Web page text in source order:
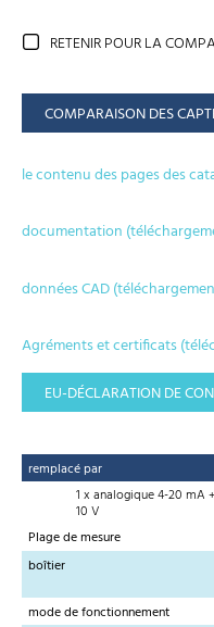
RETENIR POUR LA
COMPARAISON DES
le contenu des pages des
documentation
données CAD
Agréments et certificats
EU-DÉCLARATION DE
remplacé par
1 x analogique 4-20 mA
10 V
Plage de mesure
boîtier
mode de fonctionnement